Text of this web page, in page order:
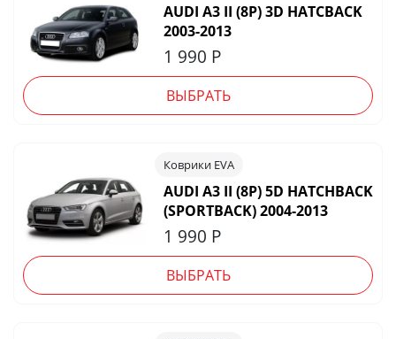
AUDI A3 II (8P) 3D HATCBACK
2003-2013
1 990 Р
ВЫБРАТЬ
Коврики EVA
AUDI A3 II (8P) 5D HATCHBACK
(SPORTBACK) 2004-2013
1 990 Р
ВЫБРАТЬ